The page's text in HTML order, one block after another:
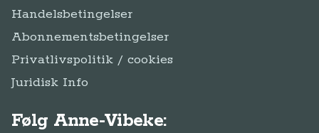
Handelsbetingelser
Abonnementsbetingelser
Privatlivspolitik / cookies
Juridisk Info
Følg Anne-Vibeke: